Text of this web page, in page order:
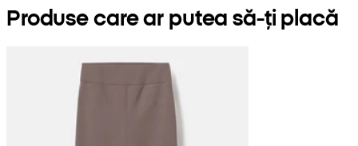
Produse care ar putea să-ți placă